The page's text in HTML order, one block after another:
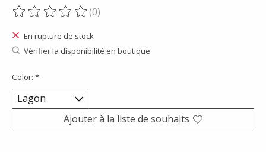
Ce produit est évalué à
(0)
En rupture de stock
Vérifier la disponibilité en boutique
Color: *
Ajouter à la liste de souhaits